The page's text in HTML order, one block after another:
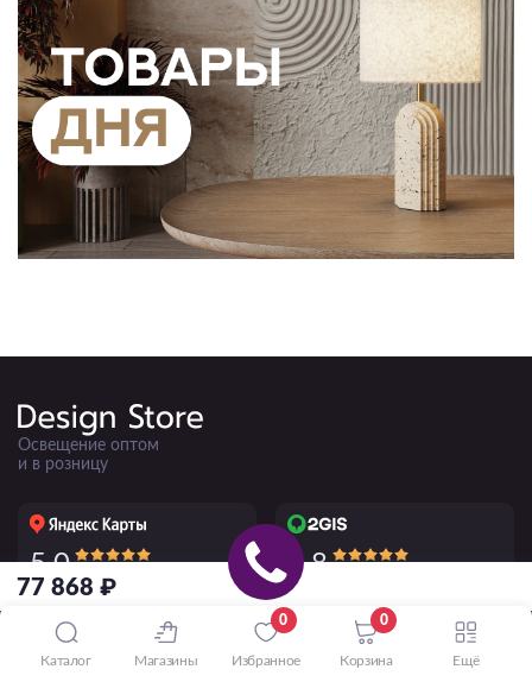
77 868 ₽
Освещение оптом
и в розницу
5.0 4.8
ПРИНИМАЕМ К ОПЛАТЕ
Каталог Магазины
0
Избранное
0
Корзина Ещё